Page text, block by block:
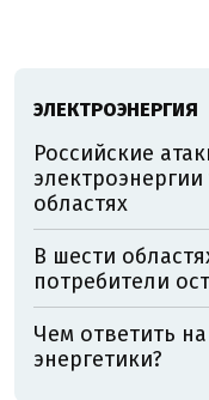
ЭЛЕКТРОЭНЕРГИЯ
Российские
областях
В шести
потребители
Чем ответить
энергетики?